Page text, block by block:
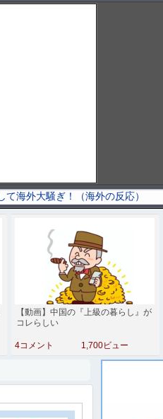
【動画】中国の『上級の暮らし』が
コレらしい
4コメント 1,700ビュー